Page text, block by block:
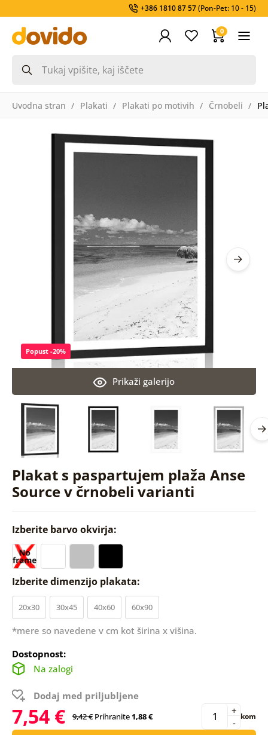
+386 1810 87 57(Pon-Pet: 10 - 15)
0
Uvodna stran Plakati Plakati po motivih Črnobeli
Plakat s paspartujem plaža Anse
Source v črnobeli varianti
Prikaži galerijo
Popust -20%
Izberite barvo okvirja:
Izberite dimenzijo plakata:
20x30 30x45 40x60 60x90
*mere so navedene v cm kot širina x višina.
Dostopnost:
Na zalogi
Dodaj med priljubljene
7,54 € 9,42 € Prihranite1,88 € -
+ kom